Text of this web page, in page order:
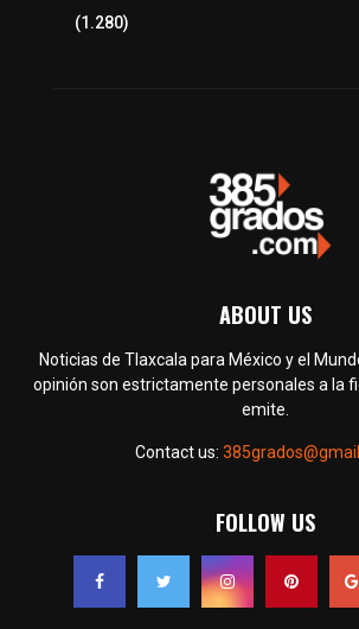
(1.280)
ABOUT US
Noticias de Tlaxcala para México y el
opinión son estrictamente personales a la
emite.
Contact us:
FOLLOW US